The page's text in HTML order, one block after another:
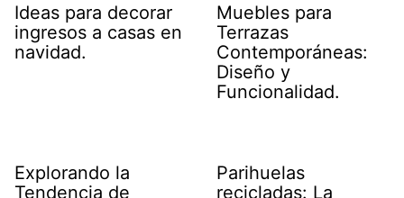
Ideas para decorar
ingresos a casas en
navidad.
Muebles para
Terrazas
Contemporáneas:
Diseño y
Funcionalidad.
Explorando la
Tendencia de
Parihuelas
recicladas: La